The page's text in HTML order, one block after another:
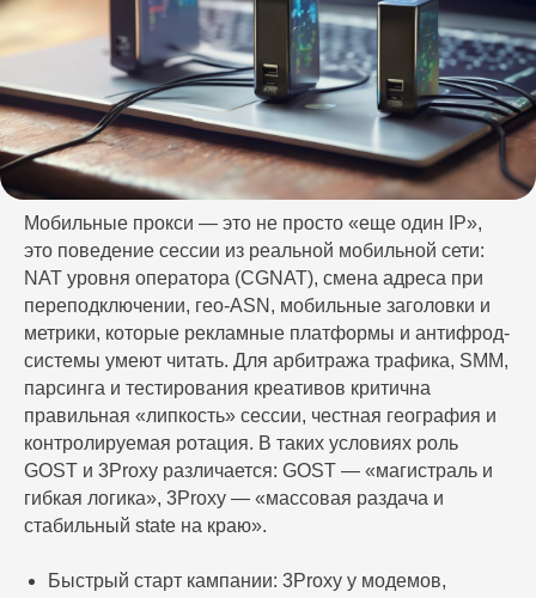
Мобильные прокси — это не просто «еще один IP»,
это поведение сессии из реальной мобильной сети:
NAT уровня оператора (CGNAT), смена адреса при
переподключении, гео-ASN, мобильные заголовки и
метрики, которые рекламные платформы и антифрод-
системы умеют читать. Для арбитража трафика, SMM,
парсинга и тестирования креативов критична
правильная «липкость» сессии, честная география и
контролируемая ротация. В таких условиях роль
GOST и 3Proxy различается: GOST — «магистраль и
гибкая логика», 3Proxy — «массовая раздача и
стабильный state на краю».
Быстрый старт кампании: 3Proxy у модемов,